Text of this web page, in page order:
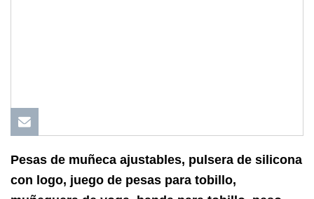
Pesas de muñeca ajustables, pulsera de silicona
con logo, juego de pesas para tobillo,